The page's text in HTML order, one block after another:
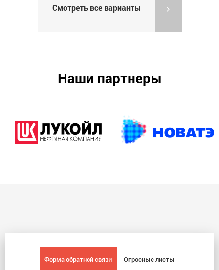
Смотреть все варианты
Наши партнеры
Форма обратной связи Опросные листы